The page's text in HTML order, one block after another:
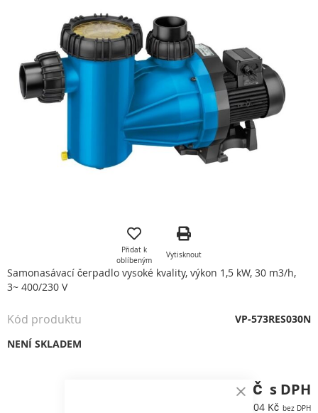
Close
obrázky
s
obrázky
Přidat k
oblíbeným
Vytisknout
Samonasávací čerpadlo vysoké kvality, výkon 1,5 kW, 30 m3/h,
3~ 400/230 V
48 683,19 Kč
40 234,04 Kč
NENÍ SKLADEM
Kód produktu VP-573RES030N